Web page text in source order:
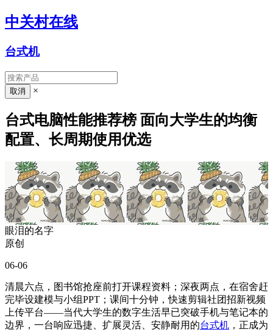
中关村在线
台式机
×
台式电脑性能推荐榜 面向大学生的均衡
配置、长周期使用优选
眼泪的名字
原创
06-06
清晨六点，图书馆抢座前打开课程资料；深夜两点，在宿舍赶
完毕设建模与小组PPT；课间十分钟，快速剪辑社团招新视频
上传平台——当代大学生的数字生活早已突破手机与笔记本的
边界，一台响应迅捷、扩展灵活、安静耐用的台式机 ，正成为